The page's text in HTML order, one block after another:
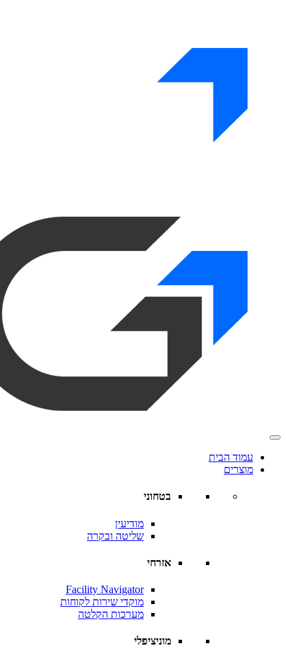
עמוד הבית
מוצרים
בטחוני
מודיעין
שליטה ובקרה
אזרחי
Facility Navigator
מוקדי שירות לקוחות
מערכות הקלטה
מוניציפלי